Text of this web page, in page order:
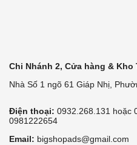
Chi Nhánh 2, Cửa hàng & Kho
Nhà Số 1 ngõ 61 Giáp Nhị,
Điện thoại: 0932.268.131 hoặc
0981222654
Email: bigshopads@gmail.com